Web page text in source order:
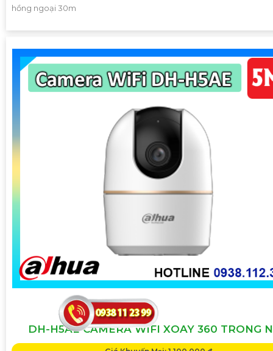
hồng ngoại 30m
DH-H5AE CAMERA WIFI XOAY 360 TRONG